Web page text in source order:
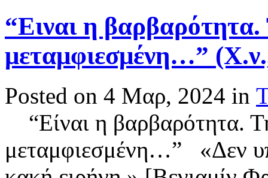
“Ειναι η
μεταμφιεσμένη…”
Posted on 4 Μαρ, 2024 in
“Είναι η βαρβαρότητα.
μεταμφιεσμένη…” «Δεν